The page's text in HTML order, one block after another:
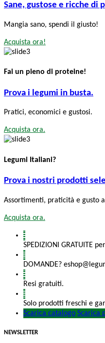
Sane, gustose e ricche di
Mangia sano, spendi il giusto!
Acquista ora!
Fai un pieno di proteine!
Prova i legumi in busta.
Pratici, economici e gustosi.
Acquista ora.
Legumi Italiani?
Prova i nostri prodotti
Assortimenti, praticità e gusto
Acquista ora.
SPEDIZIONI GRATUITE
DOMANDE?
Resi gratuiti.
Solo prodotti freschi e
Scarica catalogo Scarica
NEWSLETTER